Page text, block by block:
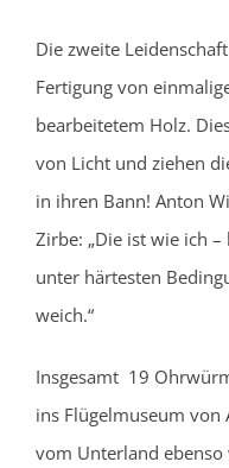
Die zweite
Fertigung von
bearbeitetem Holz.
von Licht und ziehen
in ihren Bann! Anton
Zirbe: „Die ist wie ich
unter härtesten
weich.“
Insgesamt 19
ins Flügelmuseum von
vom Unterland